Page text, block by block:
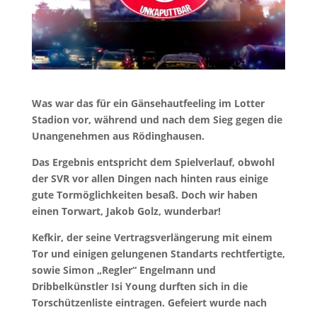
Was war das für ein Gänsehautfeeling im Lotter
Stadion vor, während und nach dem Sieg gegen die
Unangenehmen aus Rödinghausen.
Das Ergebnis entspricht dem Spielverlauf, obwohl
der SVR vor allen Dingen nach hinten raus einige
gute Tormöglichkeiten besaß. Doch wir haben
einen Torwart, Jakob Golz, wunderbar!
Kefkir, der seine Vertragsverlängerung mit einem
Tor und einigen gelungenen Standarts rechtfertigte,
sowie Simon „Regler“ Engelmann und
Dribbelkünstler Isi Young durften sich in die
Torschützenliste eintragen. Gefeiert wurde nach